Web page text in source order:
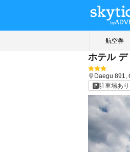
ホテル デ
Daegu 891,
駐車場あり